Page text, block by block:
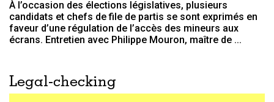
À l’occasion des élections législatives, plusieurs
candidats et chefs de file de partis se sont exprimés en
faveur d’une régulation de l’accès des mineurs aux
écrans. Entretien avec Philippe Mouron, maître de ...
Legal-checking